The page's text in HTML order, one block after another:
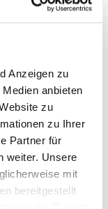
Anzeigen zu
anbieten
zu
zu Ihrer
Partner für
weiter. Unsere
mit
bereitgestellt